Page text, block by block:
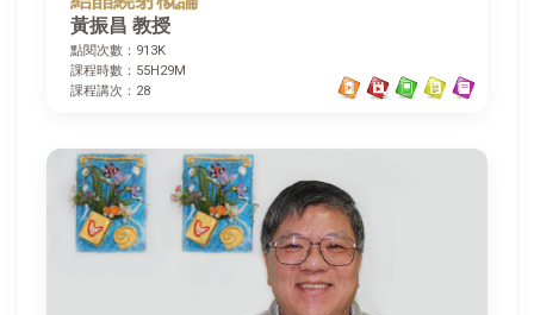
黃振昌 教授
點閱次數：913K
課程時數：55H29M
課程講次：28